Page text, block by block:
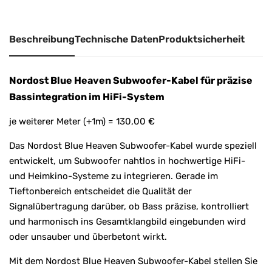
:BeschreibungTechnische DatenProduktsicherheit
Nordost Blue Heaven Subwoofer-Kabel für präzise
Bassintegration im HiFi-System
je weiterer Meter (+1m) = 130,00 €
Das Nordost Blue Heaven Subwoofer-Kabel wurde speziell
entwickelt, um Subwoofer nahtlos in hochwertige HiFi-
und Heimkino-Systeme zu integrieren. Gerade im
Tieftonbereich entscheidet die Qualität der
Signalübertragung darüber, ob Bass präzise, kontrolliert
und harmonisch ins Gesamtklangbild eingebunden wird
oder unsauber und überbetont wirkt.
Mit dem Nordost Blue Heaven Subwoofer-Kabel stellen Sie